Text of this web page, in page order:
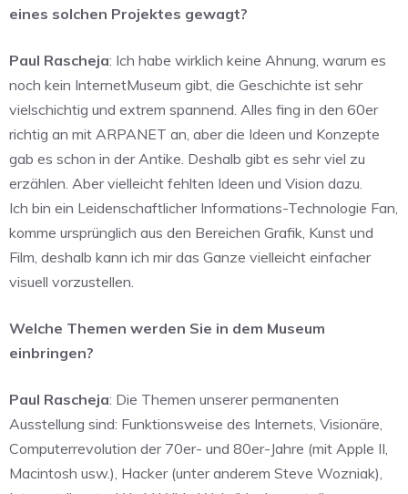
eines solchen Projektes gewagt?
Paul Rascheja: Ich habe wirklich keine Ahnung, warum es
noch kein InternetMuseum gibt, die Geschichte ist sehr
vielschichtig und extrem spannend. Alles fing in den 60er
richtig an mit ARPANET an, aber die Ideen und Konzepte
gab es schon in der Antike. Deshalb gibt es sehr viel zu
erzählen. Aber vielleicht fehlten Ideen und Vision dazu.
Ich bin ein Leidenschaftlicher Informations-Technologie Fan,
komme ursprünglich aus den Bereichen Grafik, Kunst und
Film, deshalb kann ich mir das Ganze vielleicht einfacher
visuell vorzustellen.
Welche Themen werden Sie in dem Museum
einbringen?
Paul Rascheja: Die Themen unserer permanenten
Ausstellung sind: Funktionsweise des Internets, Visionäre,
Computerrevolution der 70er- und 80er-Jahre (mit Apple II,
Macintosh usw.), Hacker (unter anderem Steve Wozniak),